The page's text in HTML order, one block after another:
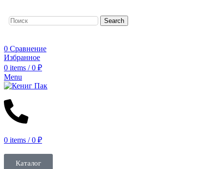
Search
0 Сравнение
Избранное
0 items / 0 ₽
Menu
0 items / 0 ₽
Каталог